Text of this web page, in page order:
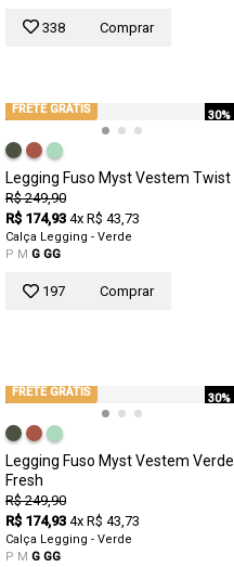
338 Comprar
30%
FRETE GRÁTIS
Legging Fuso Myst Vestem Twist
R$ 249,90
R$ 174,93 4x R$ 43,73
Calça Legging - Verde
P M G GG
197 Comprar
30%
FRETE GRÁTIS
Legging Fuso Myst Vestem Verde
Fresh
R$ 249,90
R$ 174,93 4x R$ 43,73
Calça Legging - Verde
P M G GG